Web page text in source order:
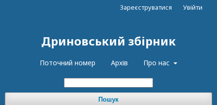
Дриновський збірник
Поточний номер Архів Про нас
Пошук
Зареєструватися Увійти